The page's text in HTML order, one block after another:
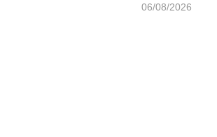
06/08/2026